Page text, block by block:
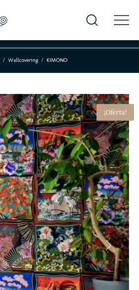
Wallcovering KIMONO
¡Oferta!